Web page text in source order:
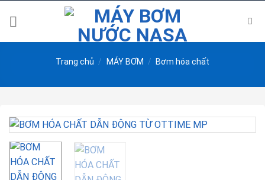
Trang chủ / MÁY BƠM / Bơm hóa chất